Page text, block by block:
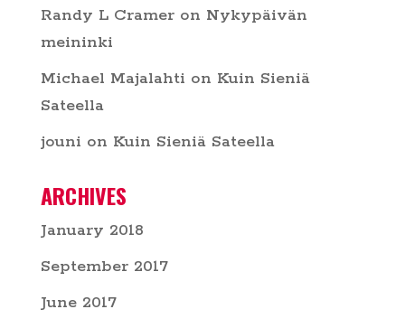
Randy L Crameron Nykypäivän
meininki
Michael Majalahti on Kuin Sieniä
Sateella
jouni on Kuin Sieniä Sateella
ARCHIVES
January 2018
September 2017
June 2017